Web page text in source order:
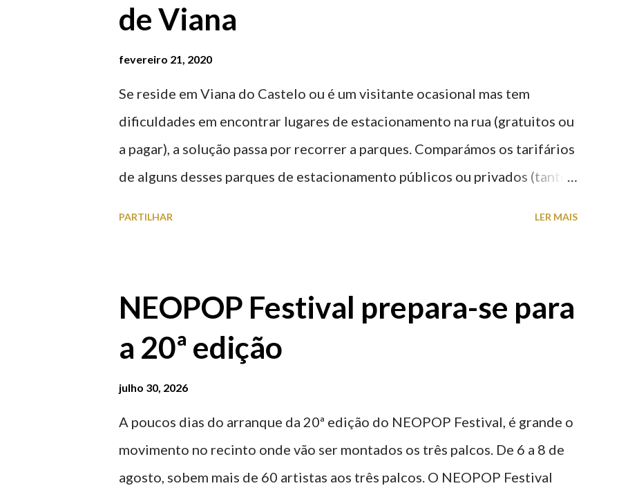
de Viana
fevereiro 21, 2020
Se reside em Viana do Castelo ou é um visitante ocasional mas tem
dificuldades em encontrar lugares de estacionamento na rua (gratuitos ou
a pagar), a solução passa por recorrer a parques. Comparámos os tarifários
de alguns desses parques de estacionamento públicos ou privados (tanto
Parque da Estação Viana Shopping é grátis de 2ª a 5ª feira a partir das
20:00 (DIAS ÚTEIS)
PARTILHAR LER MAIS
NEOPOP Festival prepara-se para
a 20ª edição
julho 30, 2026
A poucos dias do arranque da 20ª edição do NEOPOP Festival, é grande o
movimento no recinto onde vão ser montados os três palcos. De 6 a 8 de
agosto, sobem mais de 60 artistas aos três palcos. O NEOPOP Festival